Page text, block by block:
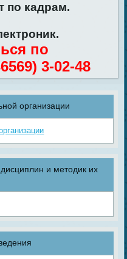
по кадрам.
по
3-02-48
организации
и методик их